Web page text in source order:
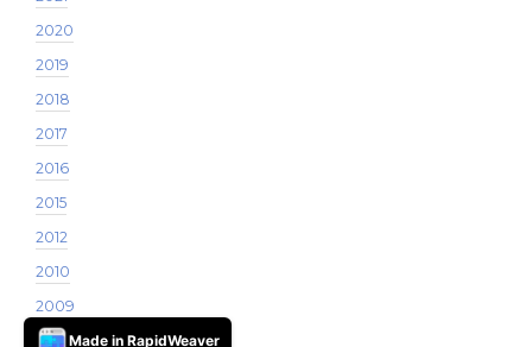
2020
2019
2018
2017
2016
2015
2012
2010
2009
2008Made in RapidWeaver